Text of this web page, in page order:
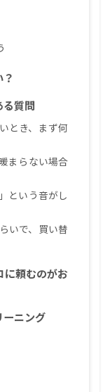
質問
とき、まず何
まらない場合
という音がし
いで、買い替
に頼むのがお
ーニング